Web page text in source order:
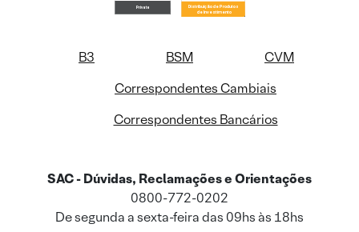
B3 BSM
CVM
Correspondentes Cambiais
Correspondentes Bancários
SAC - Dúvidas, Reclamações e Orientações
0800-772-0202
De segunda a sexta-feira das 09hs às 18hs